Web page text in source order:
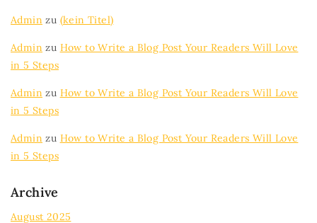
Admin zu (kein Titel)
Admin zu How to Write a Blog Post Your Readers Will Love
in 5 Steps
Admin zu How to Write a Blog Post Your Readers Will Love
in 5 Steps
Admin zu How to Write a Blog Post Your Readers Will Love
in 5 Steps
Archive
August 2025